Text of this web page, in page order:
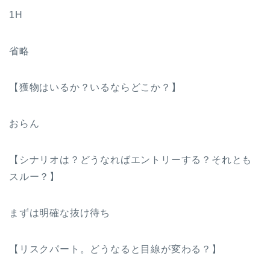
1H
省略
【獲物はいるか？いるならどこか？】
おらん
【シナリオは？どうなればエントリーする？それとも
スルー？】
まずは明確な抜け待ち
【リスクパート。どうなると目線が変わる？】